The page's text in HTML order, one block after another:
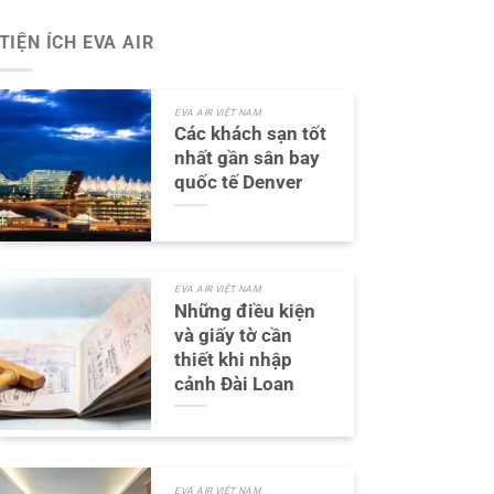
ÍCH EVA AIR
EVA AIR VIỆT NAM
Các khách sạn tốt
nhất gần sân bay
quốc tế Denver
EVA AIR VIỆT NAM
Những điều kiện
và giấy tờ cần
thiết khi nhập
cảnh Đài Loan
EVA AIR VIỆT NAM